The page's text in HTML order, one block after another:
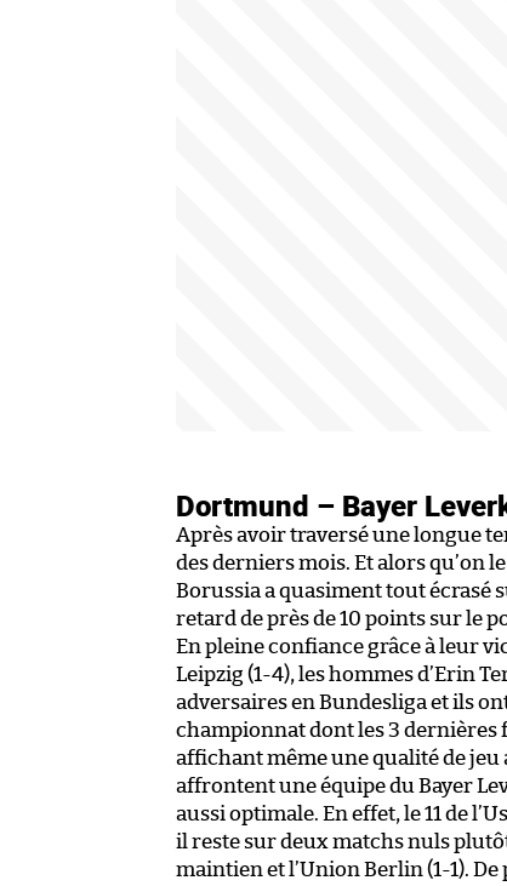
Dortmund – Bayer
Après avoir traversé une longue
des derniers mois. Et alors qu’on
Borussia a quasiment tout écrasé
retard de près de 10 points sur le
En pleine confiance grâce à leur
Leipzig (1-4), les hommes d’Erin
adversaires en Bundesliga et ils
championnat dont les 3 dernières
affichant même une qualité de jeu
affrontent une équipe du Bayer
aussi optimale. En effet, le 11 de
il reste sur deux matchs nuls
maintien et l’Union Berlin (1-1).